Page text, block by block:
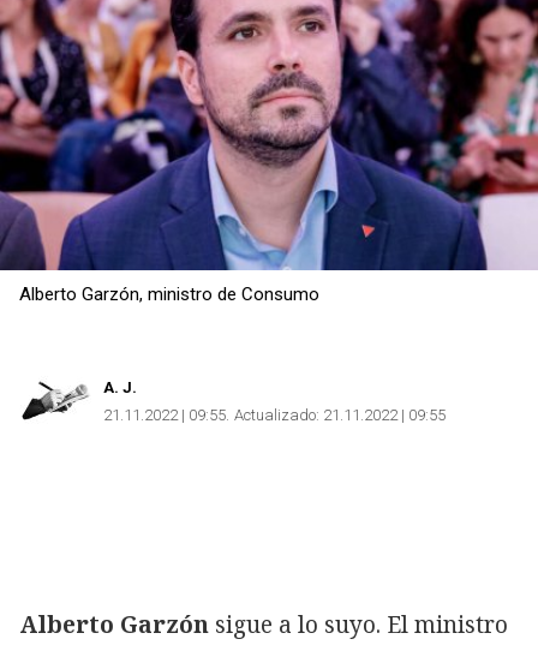
Alberto Garzón, ministro de Consumo
A. J.
21.11.2022 | 09:55 Actualizado: 21.11.2022 | 09:55
Alberto Garzón sigue a lo suyo. El ministro